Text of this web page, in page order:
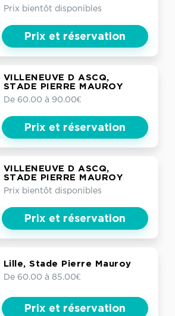
Prix bientôt disponibles
Prix et réservation
VILLENEUVE D ASCQ,
STADE PIERRE MAUROY
De 60.00 à 90.00€
Prix et réservation
VILLENEUVE D ASCQ,
STADE PIERRE MAUROY
Prix bientôt disponibles
Prix et réservation
Lille, Stade Pierre Mauroy
De 60.00 à 85.00€
Prix et réservation